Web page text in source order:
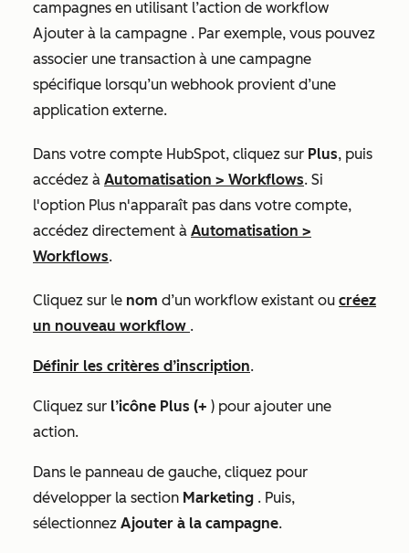
campagnes en utilisant l’action de workflow
Ajouter à la campagne . Par exemple, vous pouvez
associer une transaction à une campagne
spécifique lorsqu’un webhook provient d’une
application externe.
Dans votre compte HubSpot, cliquez sur Plus, puis
accédez à Automatisation > Workflows. Si
l'option Plus n'apparaît pas dans votre compte,
accédez directement à Automatisation >
Workflows.
Cliquez sur le nom d’un workflow existant ou créez
un nouveau workflow .
Définir les critères d’inscription.
Cliquez sur l’icône Plus (+ ) pour ajouter une
action.
Dans le panneau de gauche, cliquez pour
développer la section Marketing . Puis,
sélectionnez Ajouter à la campagne.